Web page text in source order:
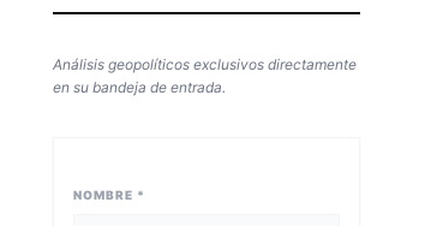
Análisis geopolíticos exclusivos directamente
en su bandeja de entrada.
NOMBRE *